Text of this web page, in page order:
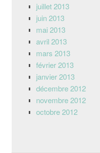
juillet 2013
juin 2013
mai 2013
avril 2013
mars 2013
février 2013
janvier 2013
décembre 2012
novembre 2012
octobre 2012